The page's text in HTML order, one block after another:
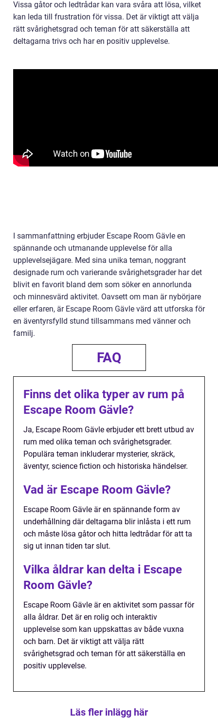
Vissa gåtor och ledtrådar kan vara svåra att lösa, vilket
kan leda till frustration för vissa. Det är viktigt att välja
rätt svårighetsgrad och teman för att säkerställa att
deltagarna trivs och har en positiv upplevelse.
I sammanfattning erbjuder Escape Room Gävle en
spännande och utmanande upplevelse för alla
upplevelsejägare. Med sina unika teman, noggrant
designade rum och varierande svårighetsgrader har det
blivit en favorit bland dem som söker en annorlunda
och minnesvärd aktivitet. Oavsett om man är nybörjare
eller erfaren, är Escape Room Gävle värd att utforska för
en äventyrsfylld stund tillsammans med vänner och
familj.
FAQ
Finns det olika typer av rum på
Escape Room Gävle?
Ja, Escape Room Gävle erbjuder ett brett utbud av
rum med olika teman och svårighetsgrader.
Populära teman inkluderar mysterier, skräck,
äventyr, science fiction och historiska händelser.
Vad är Escape Room Gävle?
Escape Room Gävle är en spännande form av
underhållning där deltagarna blir inlåsta i ett rum
och måste lösa gåtor och hitta ledtrådar för att ta
sig ut innan tiden tar slut.
Vilka åldrar kan delta i Escape
Room Gävle?
Escape Room Gävle är en aktivitet som passar för
alla åldrar. Det är en rolig och interaktiv
upplevelse som kan uppskattas av både vuxna
och barn. Det är viktigt att välja rätt
svårighetsgrad och teman för att säkerställa en
positiv upplevelse.
Läs fler inlägg här